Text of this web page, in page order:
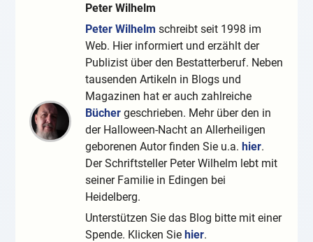
Peter Wilhelm
Peter Wilhelm schreibt seit 1998 im
Web. Hier informiert und erzählt der
Publizist über den Bestatterberuf. Neben
tausenden Artikeln in Blogs und
Magazinen hat er auch zahlreiche
Bücher geschrieben. Mehr über den in
der Halloween-Nacht an Allerheiligen
geborenen Autor finden Sie u.a.hier.
Der Schriftsteller Peter Wilhelm lebt mit
seiner Familie in Edingen bei
Heidelberg.
Unterstützen Sie das Blog bitte mit einer
Spende. Klicken Siehier.